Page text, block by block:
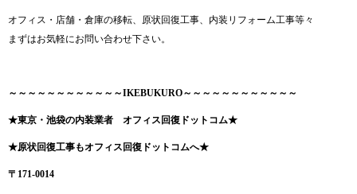
オフィス・店舗・倉庫の移転、原状回復工事、内装リフォーム工事等々
まずはお気軽にお問い合わせ下さい。
～～～～～～～～～～～～IKEBUKURO～～～～～～～～～～～～
★東京・池袋の内装業者 オフィス回復ドットコム★
★原状回復工事もオフィス回復ドットコムへ★
〒171-0014